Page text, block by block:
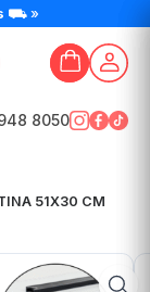
⛟ »
8050
51X30 CM